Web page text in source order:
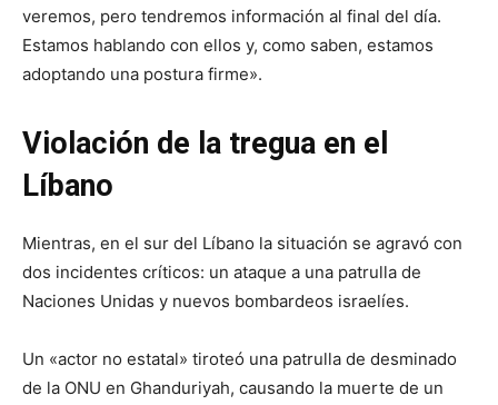
veremos, pero tendremos información al final del día.
Estamos hablando con ellos y, como saben, estamos
adoptando una postura firme».
Violación de la tregua en el
Líbano
Mientras, en el sur del Líbano la situación se agravó con
dos incidentes críticos: un ataque a una patrulla de
Naciones Unidas y nuevos bombardeos israelíes.
Un «actor no estatal» tiroteó una patrulla de desminado
de la ONU en Ghanduriyah, causando la muerte de un